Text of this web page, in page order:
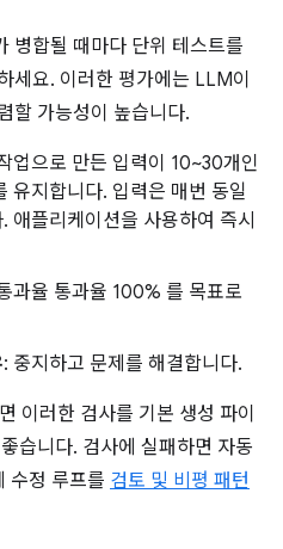
병합될 때마다 단위 테스트를
세요. 이러한 평가에는 LLM이
할 가능성이 높습니다.
업으로 만든 입력이 10~30개인
유지합니다. 입력은 매번 동일
애플리케이션을 사용하여 즉시
과율 통과율 100% 를 목표로
: 중지하고 문제를 해결합니다.
이러한 검사를 기본 생성 파이
습니다. 검사에 실패하면 자동
수정 루프를 검토 및 비평 패턴